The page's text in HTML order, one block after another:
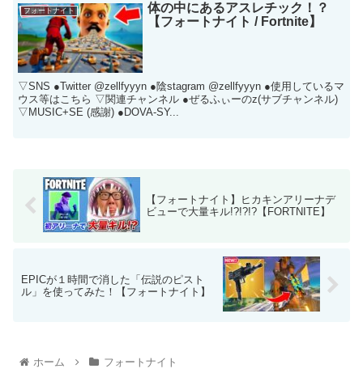
フォートナイト
体の中にあるアスレチック！？
【フォートナイト / Fortnite】
▽SNS ●Twitter @zellfyyyn ●陰stagram @zellfyyyn ●使用しているマ
ウス等はこちら ▽関連チャンネル ●ぜるふぃーのz(サブチャンネル)
▽MUSIC+SE (感謝) ●DOVA-SY...
【フォートナイト】ヒカキンアリーナデ
ビューで大量キル!?!?!?【FORTNITE】
EPICが１時間で消した「伝説のピスト
ル」を使ってみた！【フォートナイト】
ホーム フォートナイト